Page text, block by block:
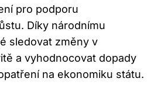
pro podporu
Díky národnímu
sledovat změny v
a vyhodnocovat dopady
na ekonomiku státu.